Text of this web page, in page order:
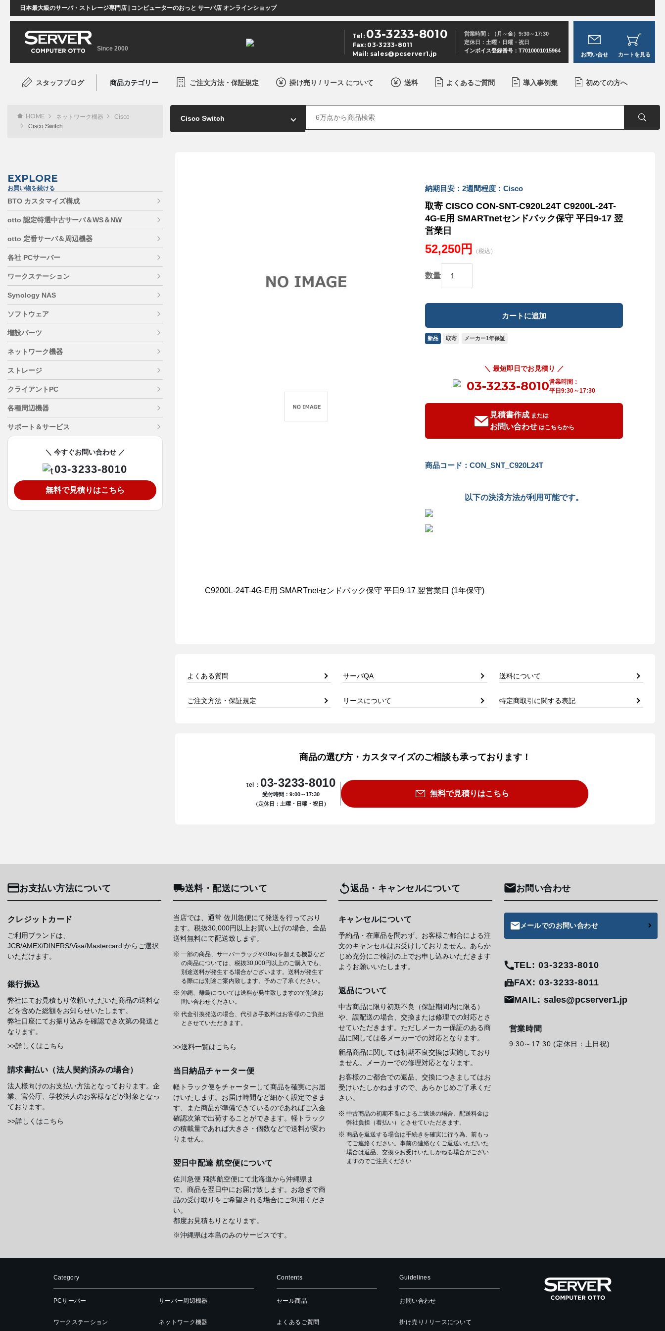
日本最大級のサーバ・ストレージ専門店 | コンピューターのおっと サーバ店 オンラインショップ
Since 2000
Tel: 03-3233-8010
Fax: 03-3233-8011
Mail: sales@pcserver1.jp
営業時間：（月～金）9:30～17:30
定休日：土曜・日曜・祝日
インボイス登録番号：T7010001015964
お問い合せ カートを見る
スタッフブログ 商品カテゴリー ご注文方法・保証規定 掛け売り / リース について 送料 よくあるご質問 導入事例集 初めての方へ
納期目安：2週間程度：Cisco
取寄 CISCO CON-SNT-C920L24T C9200L-24T-
4G-E用 SMARTnetセンドバック保守 平日9-17 翌
営業日
52,250円 （税込）
数量
新品 取寄 メーカー1年保証
＼ 最短即日でお見積り ／
03-3233-8010営業時間：
平日9:30～17:30
見積書作成 または
お問い合わせ はこちらから
商品コード：CON_SNT_C920L24T
以下の決済方法が利用可能です。
C9200L-24T-4G-E用 SMARTnetセンドバック保守 平日9-17 翌営業日 (1年保守)
よくある質問 サーバQA 送料について
ご注文方法・保証規定 リースについて 特定商取引に関する表記
商品の選び方・カスタマイズのご相談も承っております！
tel： 03-3233-8010
受付時間：9:00～17:30
（定休日：土曜・日曜・祝日）
無料で見積りはこちら
HOME ネットワーク機器
Cisco
Cisco Switch
EXPLORE
お買い物を続ける
BTO カスタマイズ構成
otto 認定特選中古サーバ＆WS＆NW
otto 定番サーバ＆周辺機器
各社 PCサーバー
ワークステーション
Synology NAS
ソフトウェア
増設パーツ
ネットワーク機器
ストレージ
クライアントPC
各種周辺機器
サポート＆サービス
＼ 今すぐお問い合わせ ／
03-3233-8010
無料で見積りはこちら
お支払い方法について
クレジットカード
ご利用ブランドは、
JCB/AMEX/DINERS/Visa/Mastercard からご選択
いただけます。
銀行振込
弊社にてお見積もり依頼いただいた商品の送料な
どを含めた総額をお知らせいたします。
弊社口座にてお振り込みを確認でき次第の発送と
なります。
>>詳しくはこちら
請求書払い（法人契約済みの場合）
法人様向けのお支払い方法となっております。企
業、官公庁、学校法人のお客様などが対象となっ
ております。
>>詳しくはこちら
送料・配送について
当店では、通常 佐川急便にて発送を行っており
ます。税抜30,000円以上お買い上げの場合、全品
送料無料にて配送致します。
一部の商品、サーバーラックや30kgを超える機器など
の商品については、税抜30,000円以上のご購入でも、
別途送料が発生する場合がございます。送料が発生す
る際には別途ご案内致します、予めご了承ください。
沖縄、離島については送料が発生致しますので別途お
問い合わせください。
代金引換発送の場合、代引き手数料はお客様のご負担
とさせていただきます。
>>送料一覧はこちら
当日納品チャーター便
軽トラック便をチャーターして商品を確実にお届
けいたします。お届け時間など細かく設定できま
す、また商品が準備できているのであればご入金
確認次第で出荷することができます。軽トラック
の積載量であれば大きさ・個数などで送料が変わ
りません。
翌日中配達 航空便について
佐川急便 飛脚航空便にて北海道から沖縄県ま
で、商品を翌日中にお届け致します。お急ぎで商
品の受け取りをご希望される場合にご利用くださ
い。
都度お見積もりとなります。
※沖縄県は本島のみのサービスです。
返品・キャンセルについて
キャンセルについて
予約品・在庫品を問わず、お客様ご都合による注
文のキャンセルはお受けしておりません。あらか
じめ充分にご検討の上でお申し込みいただきます
ようお願いいたします。
返品について
中古商品に限り初期不良（保証期間内に限る）
や、誤配送の場合、交換または修理での対応とさ
せていただきます。ただしメーカー保証のある商
品に関しては各メーカーでの対応となります。
新品商品に関しては初期不良交換は実施しており
ません。メーカーでの修理対応となります。
お客様のご都合での返品、交換につきましてはお
受けいたしかねますので、あらかじめご了承くだ
さい。
中古商品の初期不良によるご返送の場合、配送料金は
弊社負担（着払い）とさせていただきます。
商品を返送する場合は手続きを確実に行う為、前もっ
てご連絡ください。事前の連絡なくご返送いただいた
場合は返品、交換をお受けいたしかねる場合がござい
ますのでご注意ください
お問い合わせ
メールでのお問い合わせ
TEL: 03-3233-8010
FAX: 03-3233-8011
MAIL: sales@pcserver1.jp
営業時間
9:30～17:30 (定休日：土日祝)
Category
PCサーバー
ワークステーション
サーバー周辺機器
ネットワーク機器
Contents
セール商品
よくあるご質問
Guidelines
お問い合わせ
掛け売り / リースについて